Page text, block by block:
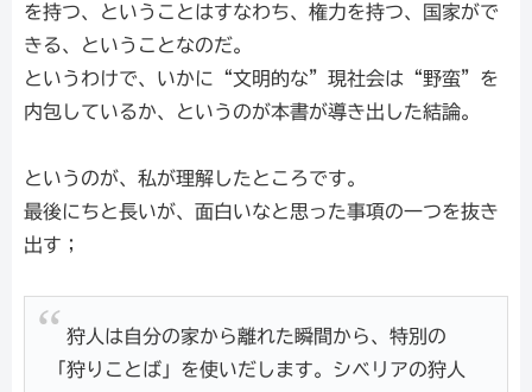
を持つ、ということはすなわち、権力を持つ、国家がで
きる、ということなのだ。
というわけで、いかに“文明的な”現社会は“野蛮”を
内包しているか、というのが本書が導き出した結論。
というのが、私が理解したところです。
最後にちと長いが、面白いなと思った事項の一つを抜き
出す；
狩人は自分の家から離れた瞬間から、特別の
「狩りことば」を使いだします。シベリアの狩人